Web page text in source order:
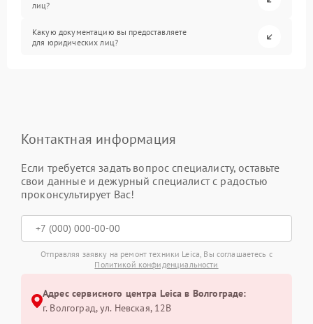
лиц?
Какую документацию вы предоставляете
для юридических лиц?
Контактная информация
Если требуется задать вопрос специалисту, оставьте
свои данные и дежурный специалист с радостью
проконсультирует Вас!
Отправляя заявку на ремонт техники Leica, Вы соглашаетесь с
Политикой конфиденциальности
Адрес сервисного центра Leica в Волгограде:
г. Волгоград, ул. Невская, 12В